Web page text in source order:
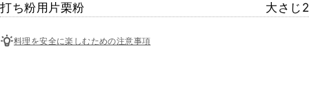
打ち粉用片栗粉
大さじ2
料理を安全に楽しむための注意事項